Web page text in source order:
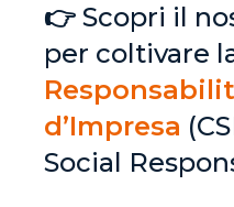
👉 Scopri il
per coltivare
d’Impresa
Social